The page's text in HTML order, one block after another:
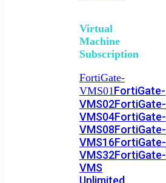
Virtual
Machine
Subscription
FortiGate-
VMS01FortiGate-
VMS02FortiGate-
VMS04FortiGate-
VMS08FortiGate-
VMS16FortiGate-
VMS32FortiGate-
VMS
Unlimited